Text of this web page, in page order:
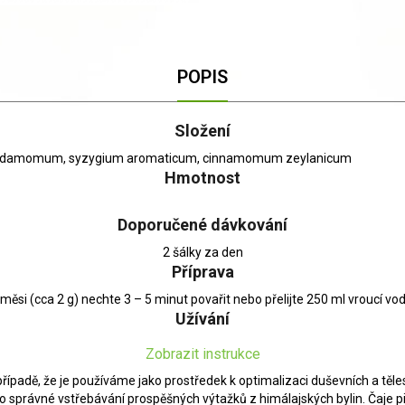
POPIS
Složení
syzygium aromaticum, cinnamomum zeylanicum
Hmotnost
Doporučené dávkování
2 šálky za den
Příprava
(cca 2 g) nechte 3 – 5 minut povařit nebo přelijte 250 ml vroucí
Užívání
Zobrazit instrukce
že je používáme jako prostředek k optimalizaci duševních a
vstřebávání prospěšných výtažků z himálajských bylin.